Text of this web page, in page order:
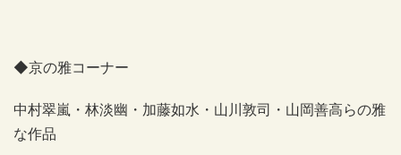
◆京の雅コーナー
中村翠嵐・林淡幽・加藤如水・山川敦司・山岡善高らの雅
な作品